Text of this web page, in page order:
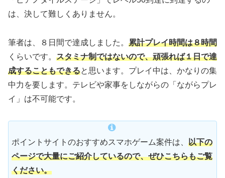
は、決して難しくありません。
筆者は、８日間で達成しました。 累計プレイ時間は８時間
くらいです。 スタミナ制ではないので、頑張れば１日で達
成することもできると思います。プレイ中は、かなりの集
中力を要します。テレビや家事をしながらの「ながらプレ
イ」は不可能です。
ポイントサイトのおすすめスマホゲーム案件は、 以下の
ページで大量にご紹介しているので、ぜひこちらもご覧
ください。